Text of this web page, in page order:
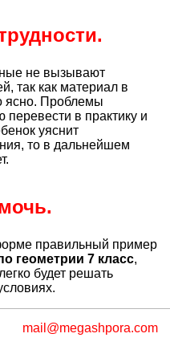
не вызывают
так как материал в
ясно. Проблемы
перевести в практику и
уяснит
то в дальнейшем
правильный пример
геометрии 7 класс,
будет решать
mail@megashpora.com